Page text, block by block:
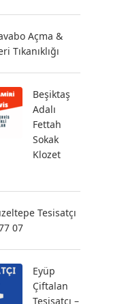
Açma &
Tıkanıklığı
Beşiktaş
Adalı
Fettah
Sokak
Klozet
Tesisatçı
07
Eyüp
Çiftalan
Tesisatçı –